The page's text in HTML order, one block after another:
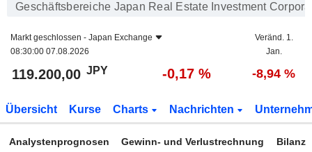
Geschäftsbereiche Japan Real Estate Investment
Markt geschlossen - Japan Exchange
08:30:00 07.08.2026
Veränd. 1.
Jan.
119.200,00 JPY -0,17 % -8,94 %
Übersicht Kurse Charts Nachrichten
Analystenprognosen Gewinn- und Verlustrechnung Bilanz